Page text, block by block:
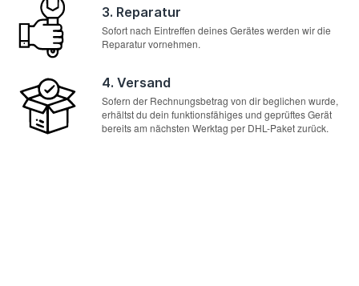
3. Reparatur
Sofort nach Eintreffen deines Gerätes werden wir die
Reparatur vornehmen.
4. Versand
Sofern der Rechnungsbetrag von dir beglichen wurde,
erhältst du dein funktionsfähiges und geprüftes Gerät
bereits am nächsten Werktag per DHL-Paket zurück.